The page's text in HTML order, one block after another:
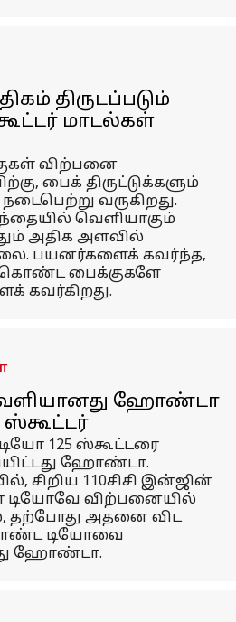
திருடப்படும்
மாடல்கள்
விற்பனை
பைக் திருட்டுக்களும்
வருகிறது.
வெளியாகும்
அதிக அளவில்
பயனர்களைக் கவர்ந்த,
பைக்குகளே
கவர்கிறது.
ஹோண்டா
ஸ்கூட்டர்
125 ஸ்கூட்டரை
ஹோண்டா.
சிறிய 110சிசி இன்ஜின்
விற்பனையில்
தற்போது அதனை விட
டியோவை
ஹோண்டா.